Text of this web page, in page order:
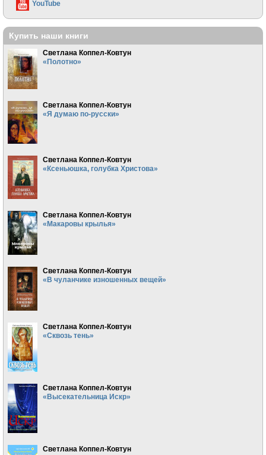
YouTube
Купить наши книги
Светлана Коппел-Ковтун
«Полотно»
Светлана Коппел-Ковтун
«Я думаю по-русски»
Светлана Коппел-Ковтун
«Ксеньюшка, голубка Христова»
Светлана Коппел-Ковтун
«Макаровы крылья»
Светлана Коппел-Ковтун
«В чуланчике изношенных вещей»
Светлана Коппел-Ковтун
«Сквозь тень»
Светлана Коппел-Ковтун
«Высекательница Искр»
Светлана Коппел-Ковтун